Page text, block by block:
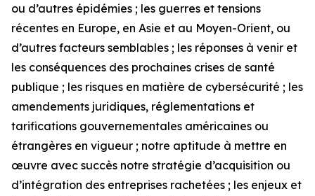
ou d’autres épidémies ; les guerres et tensions
récentes en Europe, en Asie et au Moyen-Orient, ou
d’autres facteurs semblables ; les réponses à venir et
les conséquences des prochaines crises de santé
publique ; les risques en matière de cybersécurité ; les
amendements juridiques, réglementations et
tarifications gouvernementales américaines ou
étrangères en vigueur ; notre aptitude à mettre en
œuvre avec succès notre stratégie d’acquisition ou
d’intégration des entreprises rachetées ; les enjeux et